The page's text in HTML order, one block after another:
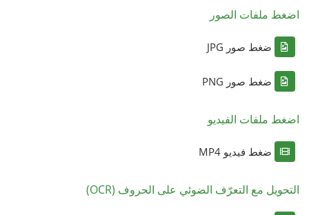
اضغط ملفات الصور
ضغط صور JPG
ضغط صور PNG
اضغط ملفات الفيديو
ضغط فيديو MP4
التحويل مع التعرّف الضوئي على الحروف (OCR)